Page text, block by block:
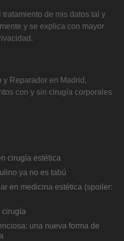
de mis datos tal y
y se explica con mayor
Reparador en Madrid,
con y sin cirugía corporales
cirugía estética
ya no es tabú
en medicina estética (spoiler:
cirugía
una nueva forma de